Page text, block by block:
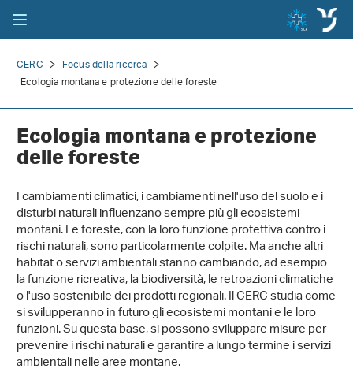
CERC
Focus della ricerca
Ecologia montana e protezione delle foreste
Ecologia montana e protezione
delle foreste
I cambiamenti climatici, i cambiamenti nell'uso del suolo e i
disturbi naturali influenzano sempre più gli ecosistemi
montani. Le foreste, con la loro funzione protettiva contro i
rischi naturali, sono particolarmente colpite. Ma anche altri
habitat o servizi ambientali stanno cambiando, ad esempio
la funzione ricreativa, la biodiversità, le retroazioni climatiche
o l'uso sostenibile dei prodotti regionali. Il CERC studia come
si svilupperanno in futuro gli ecosistemi montani e le loro
funzioni. Su questa base, si possono sviluppare misure per
prevenire i rischi naturali e garantire a lungo termine i servizi
ambientali nelle aree montane.